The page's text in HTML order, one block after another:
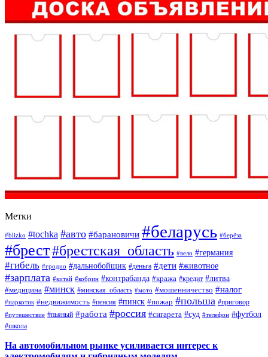
Метки
#blizko #tochka #авто #барановичи #беларусь #берёза
#брест#брестская_область #вело #германия
#гибель #гродно #дальнобойщик #деньга #дети #животное
#зарплата #китай #кобрин #контрабанда #кража #кредит #литва
#медицина #минск #минская_область #мото #мошенничество #налог
#наркотик #недвижимость #пенсия #пинск #пожар #польша #приговор
#путешествие #пьяный #работа #россия #сигарета #суд #телефон #футбол
#школа
На автомобильном рынке усиливается интерес к